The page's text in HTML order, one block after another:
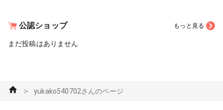
公認ショップ もっと見る
まだ投稿はありません
＞ yukako540702さんのページ